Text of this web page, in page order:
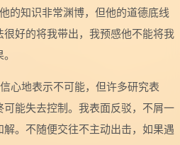
的知识非常渊博，但他的道德底线
好的将我带出，我预感他不能将我
心地表示不可能，但许多研究表
能失去控制。我表面反驳，不屑一
。不随便交往不主动出击，如果遇